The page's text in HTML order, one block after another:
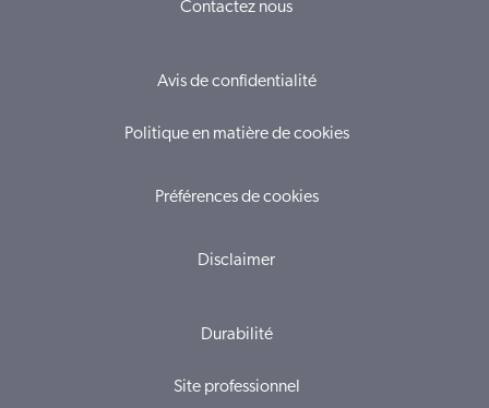
Contactez nous
Avis de confidentialité
Politique en matière de cookies
Préférences de cookies
Disclaimer
Durabilité
Site professionnel